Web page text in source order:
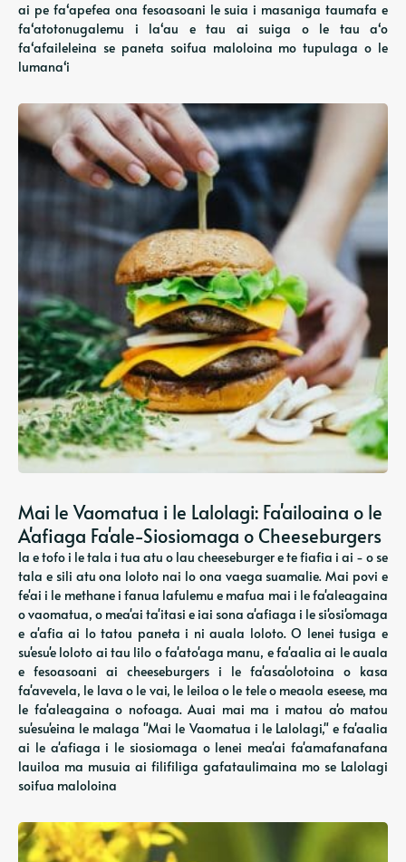
ai pe faʻapefea ona fesoasoani le suia i masaniga taumafa e
faʻatotonugalemu i laʻau e tau ai suiga o le tau aʻo
faʻafaileleina se paneta soifua maloloina mo tupulaga o le
lumanaʻi
Mai le Vaomatua i le Lalolagi: Fa'ailoaina o le
A'afiaga Fa'ale-Siosiomaga o Cheeseburgers
Ia e tofo i le tala i tua atu o lau cheeseburger e te fiafia i ai - o se
tala e sili atu ona loloto nai lo ona vaega suamalie. Mai povi e
fe'ai i le methane i fanua lafulemu e mafua mai i le fa'aleagaina
o vaomatua, o mea'ai ta'itasi e iai sona a'afiaga i le si'osi'omaga
e a'afia ai lo tatou paneta i ni auala loloto. O lenei tusiga e
su'esu'e loloto ai tau lilo o fa'ato'aga manu, e fa'aalia ai le auala
e fesoasoani ai cheeseburgers i le fa'asa'olotoina o kasa
fa'avevela, le lava o le vai, le leiloa o le tele o meaola eseese, ma
le fa'aleagaina o nofoaga. Auai mai ma i matou a'o matou
su'esu'eina le malaga "Mai le Vaomatua i le Lalolagi," e fa'aalia
ai le a'afiaga i le siosiomaga o lenei mea'ai fa'amafanafana
lauiloa ma musuia ai filifiliga gafataulimaina mo se Lalolagi
soifua maloloina